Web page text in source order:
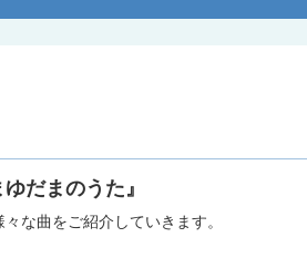
だまのうた』
な曲をご紹介していきます。